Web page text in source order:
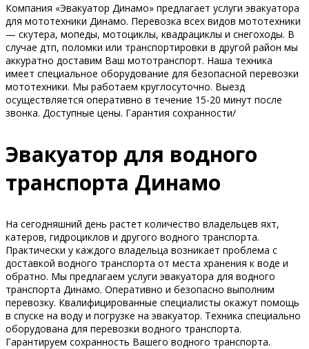
Компания «Эвакуатор Динамо» предлагает услуги эвакуатора
для мототехники Динамо. Перевозка всех видов мототехники
— скутера, мопеды, мотоциклы, квадрациклы и снегоходы. В
случае дтп, поломки или транспортировки в другой район мы
аккуратно доставим Ваш мототранспорт. Наша техника
имеет специальное оборудование для безопасной перевозки
мототехники. Мы работаем круглосуточно. Выезд
осуществляется оперативно в течение 15-20 минут после
звонка. Доступные цены. Гарантия сохранности/
Эвакуатор для водного
транспорта Динамо
На сегодняшний день растет количество владельцев яхт,
катеров, гидроциклов и другого водного транспорта.
Практически у каждого владельца возникает проблема с
доставкой водного транспорта от места хранения к воде и
обратно. Мы предлагаем услуги эвакуатора для водного
транспорта Динамо. Оперативно и безопасно выполним
перевозку. Квалифицированные специалисты окажут помощь
в спуске на воду и погрузке на эвакуатор. Техника специально
оборудована для перевозки водного транспорта.
Гарантируем сохранность Вашего водного транспорта.